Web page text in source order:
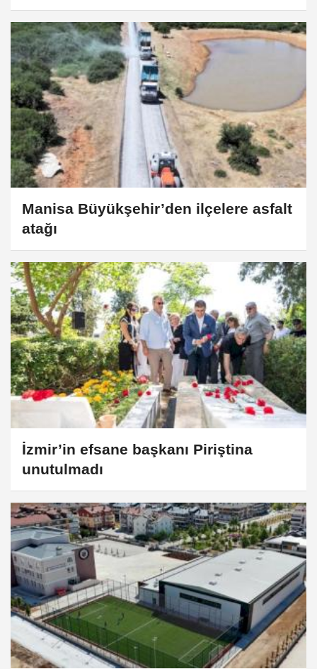
Manisa Büyükşehir’den ilçelere asfalt
atağı
İzmir’in efsane başkanı Piriştina
unutulmadı